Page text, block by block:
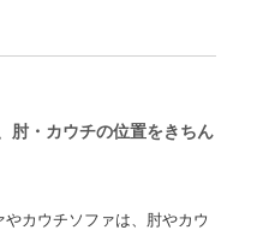
肘・カウチの位置をきちん
やカウチソファは、肘やカウ